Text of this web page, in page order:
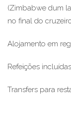
(Zimbabwe dum
no final do
Alojamento em
Refeições
Transfers para